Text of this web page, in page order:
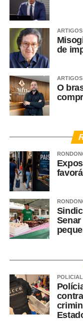
rede
a emergência
WhatsApp
Facebook
Twitter
Messenger
Share
ARTIGOS
de
ARTIGOS
O
POLICIAL